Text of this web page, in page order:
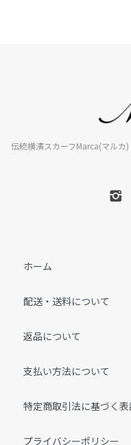
伝統横濱スカーフMarca(マルカ
ホーム
配送・送料について
返品について
支払い方法について
特定商取引法に基づく
プライバシーポリシー